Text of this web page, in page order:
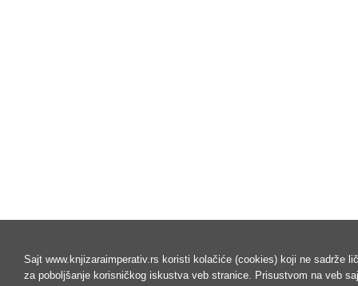
Sajt www.knjizaraimperativ.rs koristi kolačiće (cookies) koji ne sadrže
za poboljšanje korisničkog iskustva veb stranice. Prisustvom na veb